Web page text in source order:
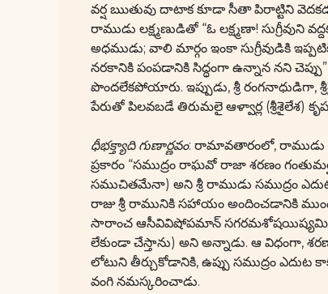
వర్ష ఋతువు దాటాక కూడా సీతా పిరాట్టిని
రాముడు లక్ష్మణుడితో “ఓ లక్ష్మణా!
అధముడు; వాలి మార్గం ఇంకా సుగ్రీవుడికి
నరకానికి పంపడానికి సిద్ధంగా ఉన్నాన నని
పొందలేకపోయారు. ఇప్పుడు, శ్రీ
పేరుతో పిలవబడే తిరుమలై ఆళ్వార్ల (శ్రీశైలేశ)
ధీభక్త్యాది గుణార్ణవం: రామావతారంలో, రాముడు
ప్రకారం “సముద్రం రాఘవో రాజా శరణం
సముచితమేనా) అని శ్రీ రాముడు సముద్రం
రాజు శ్రీ రామునికి సహాయం అందించడానికి
సారాంచ ఆసీవివిషోపమాన్ సగరమశోషయిష్యమి” (నా
లేకుండా చేస్తాను) అని అన్నాడు. ఆ విధంగా,
లోటుని తీర్చుకోడానికి, ఉప్పు సముద్రం
వంగి నమస్కరించాడు.